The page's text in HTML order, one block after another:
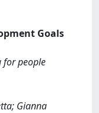
Goals
for people
Gianna